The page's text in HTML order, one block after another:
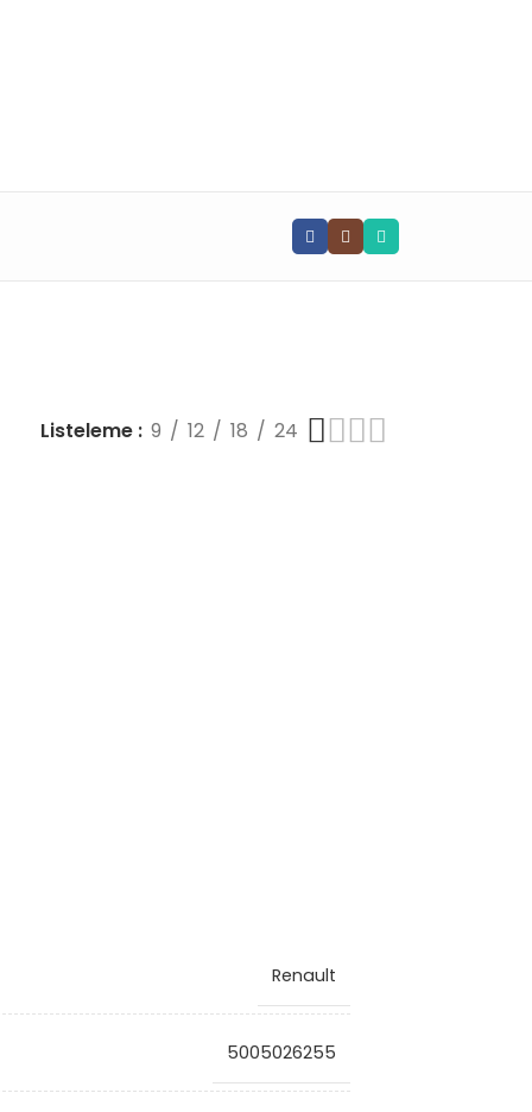
Listeleme 9 12 18 24
Renault
5005026255